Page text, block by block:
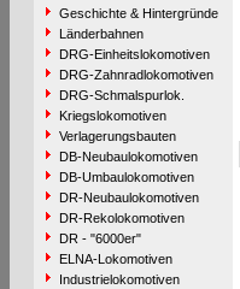
Geschichte & Hintergründe
Länderbahnen
DRG-Einheitslokomotiven
DRG-Zahnradlokomotiven
DRG-Schmalspurlok.
Kriegslokomotiven
Verlagerungsbauten
DB-Neubaulokomotiven
DB-Umbaulokomotiven
DR-Neubaulokomotiven
DR-Rekolokomotiven
DR - "6000er"
ELNA-Lokomotiven
Industrielokomotiven